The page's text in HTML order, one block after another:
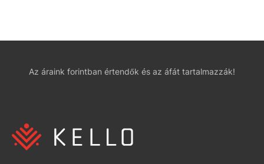
Az áraink forintban értendők és az áfát tartalmazzák!